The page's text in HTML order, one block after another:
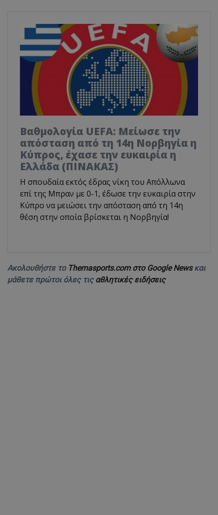
Βαθμολογία UEFA: Μείωσε την
απόσταση από τη 14η Νορβηγία η
Κύπρος, έχασε την ευκαιρία η
Ελλάδα (ΠΙΝΑΚΑΣ)
Η σπουδαία εκτός έδρας νίκη του Απόλλωνα
επί της Μπραν με 0-1, έδωσε την ευκαιρία στην
Κύπρο να μειώσει την απόσταση από τη 14η
θέση στην οποία βρίσκεται η Νορβηγία!
Ακολουθήστε το Themasports.com στο Google Newsκαι
μάθετε πρώτοι όλες τις αθλητικές ειδήσεις